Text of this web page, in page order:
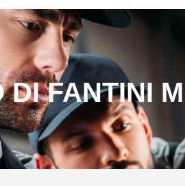
DI FANTINI